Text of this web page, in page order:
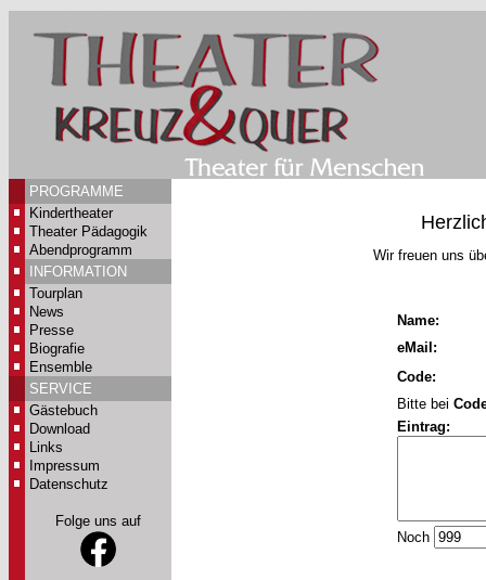
PROGRAMME
Kindertheater
Theater Pädagogik
Abendprogramm
INFORMATION
Tourplan
News
Presse
Biografie
Ensemble
SERVICE
Gästebuch
Download
Links
Impressum
Datenschutz
Folge uns auf
Wir freuen uns
Name:
eMail:
Code:
Bitte bei
Eintrag:
Noch